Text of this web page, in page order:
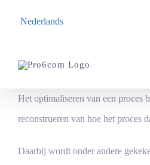
Nederlands
Het optimaliseren van een proces
reconstrueren van hoe het proces
Daarbij wordt onder andere